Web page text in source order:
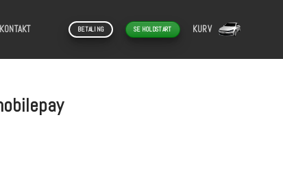
KONTAKT BETALING SE HOLDSTART KURV